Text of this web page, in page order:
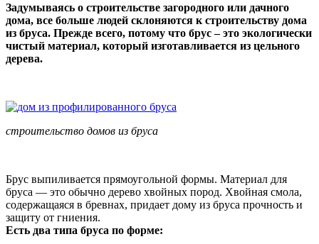
Задумываясь о строительстве загородного или дачного
дома, все больше людей склоняются к строительству дома
из бруса. Прежде всего, потому что брус – это экологически
чистый материал, который изготавливается из цельного
дерева.
строительство домов из бруса
Брус выпиливается прямоугольной формы. Материал для
бруса — это обычно дерево хвойных пород. Хвойная смола,
содержащаяся в бревнах, придает дому из бруса прочность и
защиту от гниения.
Есть два типа бруса по форме: